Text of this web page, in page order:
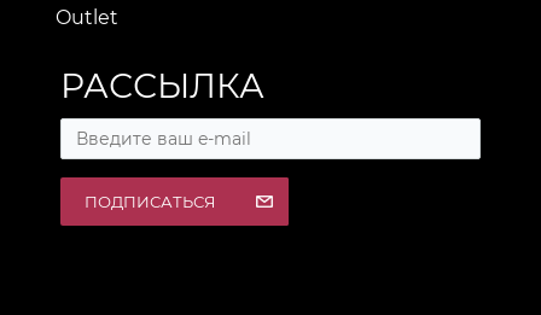
Outlet
РАССЫЛКА
ПОДПИСАТЬСЯ